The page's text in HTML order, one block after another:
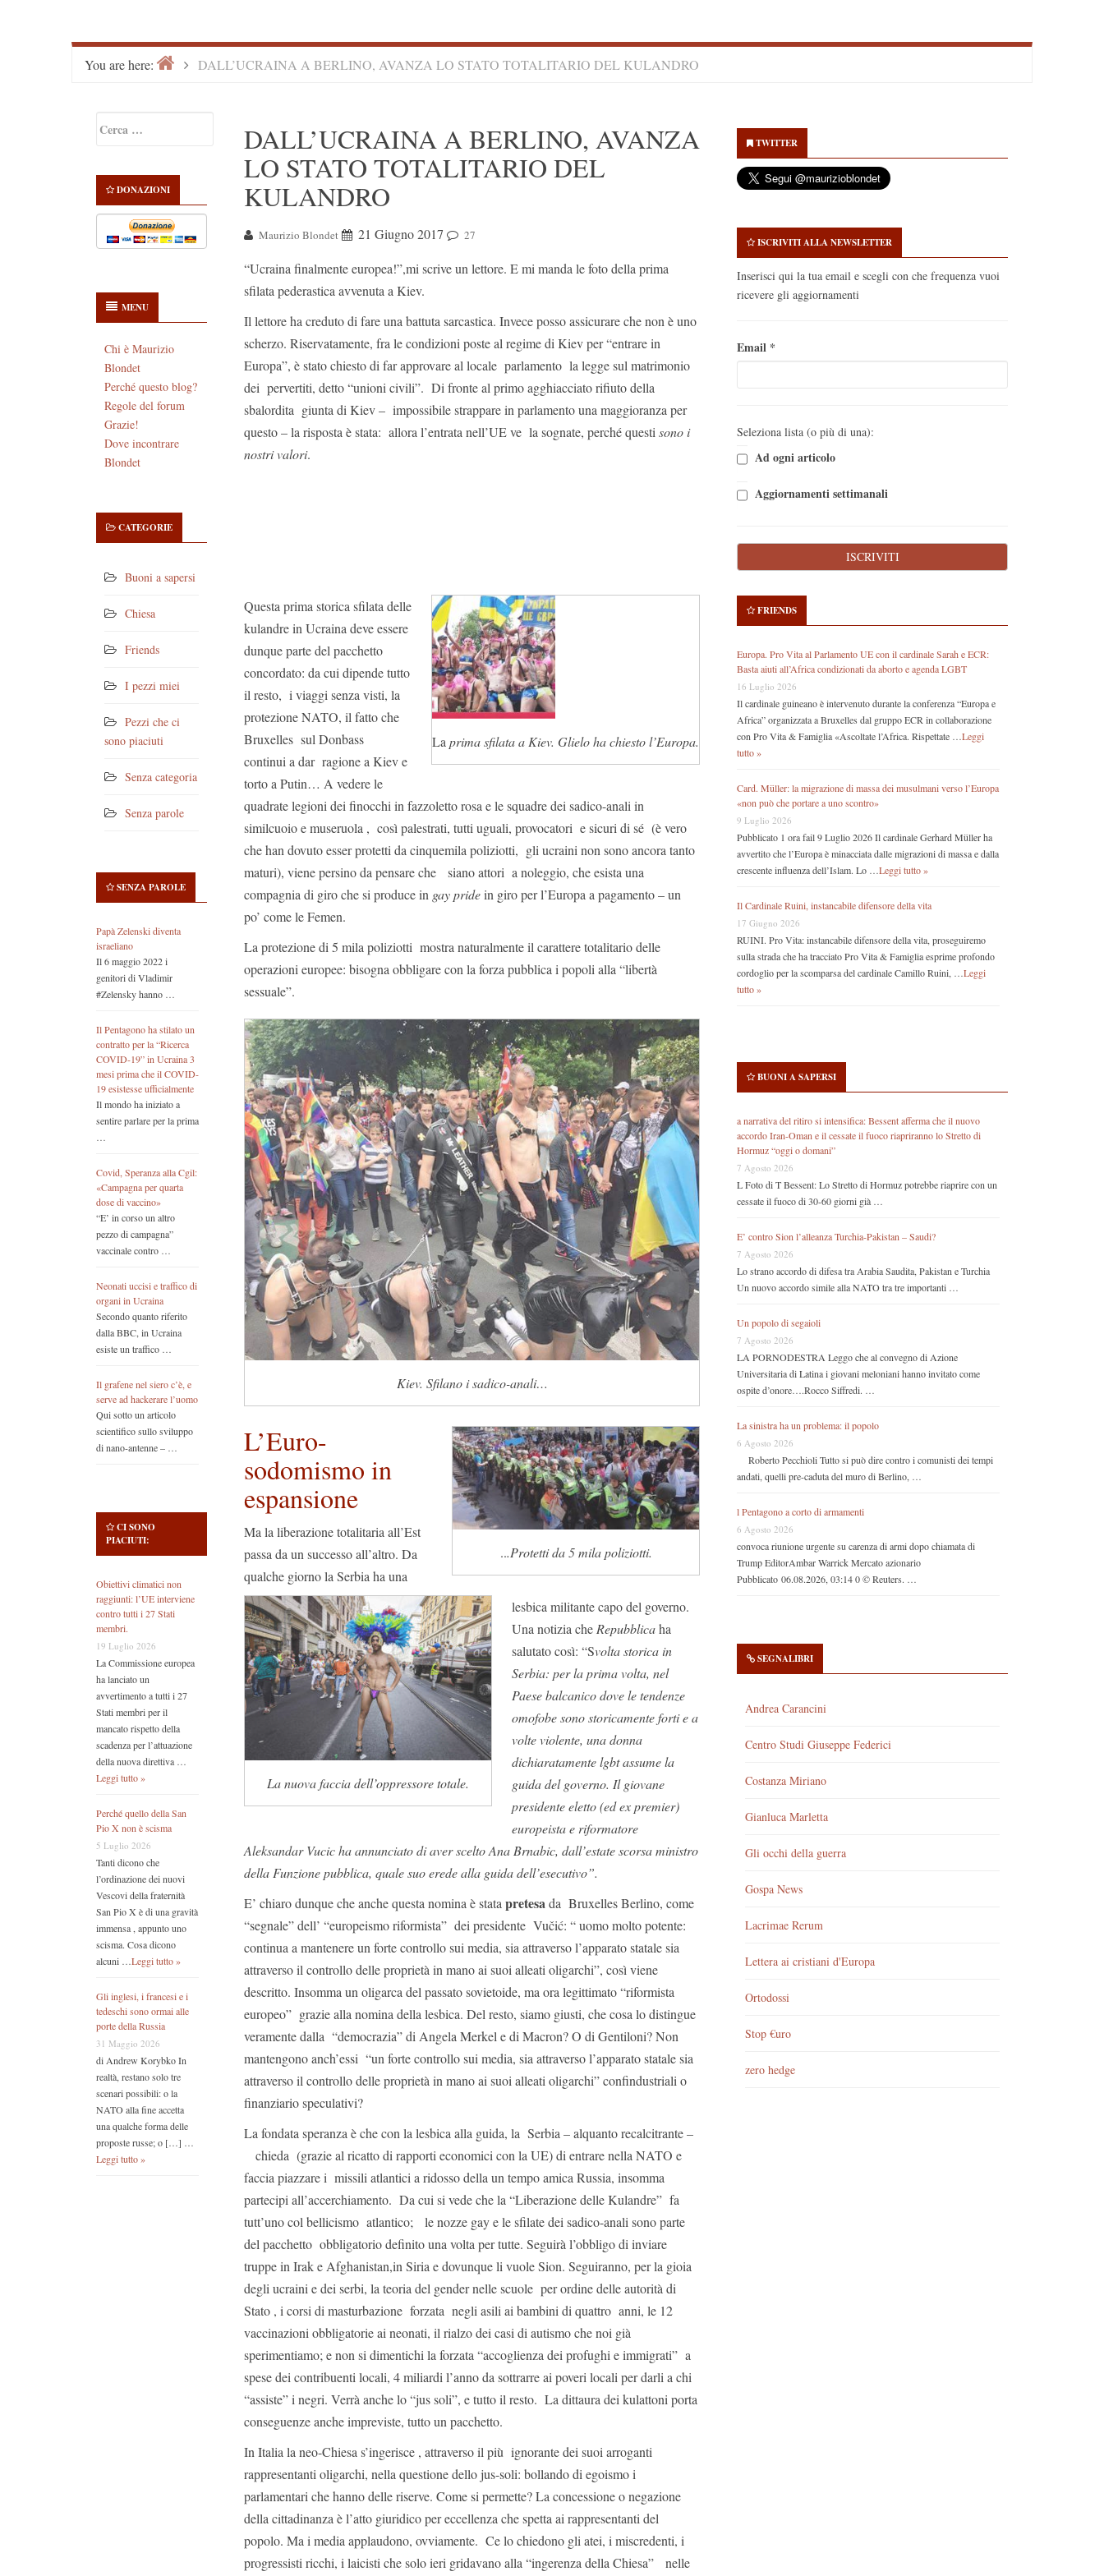
You are here: HomeDALL’UCRAINA A BERLINO, AVANZA LO STATO TOTALITARIO DEL KULANDRO
Sidebar
per:
DONAZIONI
MENU
Chi è Maurizio
Blondet
Perché questo blog?
Regole del forum
Grazie!
Dove incontrare
Blondet
CATEGORIE
Buoni a sapersi
Chiesa
Friends
I pezzi miei
Pezzi che ci
sono piaciuti
Senza categoria
Senza parole
SENZA PAROLE
Papà Zelenski diventa
israeliano
Il 6 maggio 2022 i
genitori di Vladimir
#Zelensky hanno …
Il Pentagono ha stilato un
contratto per la “Ricerca
COVID-19” in Ucraina 3
mesi prima che il COVID-
19 esistesse ufficialmente
Il mondo ha iniziato a
sentire parlare per la prima
…
Covid, Speranza alla Cgil:
«Campagna per quarta
dose di vaccino»
“E’ in corso un altro
pezzo di campagna”
vaccinale contro …
Neonati uccisi e traffico di
organi in Ucraina
Secondo quanto riferito
dalla BBC, in Ucraina
esiste un traffico …
Il grafene nel siero c’è, e
serve ad hackerare l’uomo
Qui sotto un articolo
scientifico sullo sviluppo
di nano-antenne – …
CI SONO
PIACIUTI:
Obiettivi climatici non
raggiunti: l’UE interviene
contro tutti i 27 Stati
membri.
19 Luglio 2026
La Commissione europea
ha lanciato un
avvertimento a tutti i 27
Stati membri per il
mancato rispetto della
scadenza per l’attuazione
della nuova direttiva …
Leggi tutto »
Perché quello della San
Pio X non è scisma
5 Luglio 2026
Tanti dicono che
l’ordinazione dei nuovi
Vescovi della fraternità
San Pio X è di una gravità
immensa , appunto uno
scisma. Cosa dicono
alcuni …Leggi tutto »
Gli inglesi, i francesi e i
tedeschi sono ormai alle
porte della Russia
31 Maggio 2026
di Andrew Korybko In
realtà, restano solo tre
scenari possibili: o la
NATO alla fine accetta
una qualche forma delle
proposte russe; o […] …
Leggi tutto »
DALL’UCRAINA A BERLINO, AVANZA
LO STATO TOTALITARIO DEL
KULANDRO
Maurizio Blondet 21 Giugno 2017 27
“Ucraina finalmente europea!”,mi scrive un lettore. E mi manda le foto della prima
sfilata pederastica avvenuta a Kiev.
Il lettore ha creduto di fare una battuta sarcastica. Invece posso assicurare che non è uno
scherzo. Riservatamente, fra le condizioni poste al regime di Kiev per “entrare in
Europa”, è stato chiesto di far approvare al locale parlamento la legge sul matrimonio
dei pervertiti, detto “unioni civili”. Di fronte al primo agghiacciato rifiuto della
sbalordita giunta di Kiev – impossibile strappare in parlamento una maggioranza per
questo – la risposta è stata: allora l’entrata nell’UE ve la sognate, perché questi sono i
nostri valori.
La prima sfilata a Kiev. Glielo ha chiesto l’Europa.
Questa prima storica sfilata delle
kulandre in Ucraina deve essere
dunque parte del pacchetto
concordato: da cui dipende tutto
il resto, i viaggi senza visti, la
protezione NATO, il fatto che
Bruxelles sul Donbass
continui a dar ragione a Kiev e
torto a Putin… A vedere le
quadrate legioni dei finocchi in fazzoletto rosa e le squadre dei sadico-anali in
similcuoio e museruola , così palestrati, tutti uguali, provocatori e sicuri di sé (è vero
che han dovuto esser protetti da cinquemila poliziotti, gli ucraini non sono ancora tanto
maturi), viene persino da pensare che siano attori a noleggio, che esista una
compagnia di giro che si produce in gay pridein giro per l’Europa a pagamento – un
po’ come le Femen.
La protezione di 5 mila poliziotti mostra naturalmente il carattere totalitario delle
operazioni europee: bisogna obbligare con la forza pubblica i popoli alla “libertà
sessuale”.
Kiev. Sfilano i sadico-anali…
...Protetti da 5 mila poliziotti.
La nuova faccia dell’oppressore totale.
L’Euro-
sodomismo in
espansione
Ma la liberazione totalitaria all’Est
passa da un successo all’altro. Da
qualche giorno la Serbia ha una
lesbica militante capo del governo.
Una notizia che Repubblicaha
salutato così: “Svolta storica in
Serbia: per la prima volta, nel
Paese balcanico dove le tendenze
omofobe sono storicamente forti e a
volte violente, una donna
dichiaratamente lgbt assume la
guida del governo. Il giovane
presidente eletto (ed ex premier)
europeista e riformatore
Aleksandar Vucic ha annunciato di aver scelto Ana Brnabic, dall’estate scorsa ministro
della Funzione pubblica, quale suo erede alla guida dell’esecutivo”.
E’ chiaro dunque che anche questa nomina è stata pretesada Bruxelles Berlino, come
“segnale” dell’ “europeismo riformista” dei presidente Vučić: “ uomo molto potente:
continua a mantenere un forte controllo sui media, sia attraverso l’apparato statale sia
attraverso il controllo delle proprietà in mano ai suoi alleati oligarchi”, così viene
descritto. Insomma un oligarca del passato sovietoide, ma ora legittimato “riformista
europeo” grazie alla nomina della lesbica. Del resto, siamo giusti, che cosa lo distingue
veramente dalla “democrazia” di Angela Merkel e di Macron? O di Gentiloni? Non
mantengono anch’essi “un forte controllo sui media, sia attraverso l’apparato statale sia
attraverso il controllo delle proprietà in mano ai suoi alleati oligarchi” confindustriali o
finanziario speculativi?
La fondata speranza è che con la lesbica alla guida, la Serbia – alquanto recalcitrante –
chieda (grazie al ricatto di rapporti economici con la UE) di entrare nella NATO e
faccia piazzare i missili atlantici a ridosso della un tempo amica Russia, insomma
partecipi all’accerchiamento. Da cui si vede che la “Liberazione delle Kulandre” fa
tutt’uno col bellicismo atlantico; le nozze gay e le sfilate dei sadico-anali sono parte
del pacchetto obbligatorio definito una volta per tutte. Seguirà l’obbligo di inviare
truppe in Irak e Afghanistan,in Siria e dovunque li vuole Sion. Seguiranno, per la gioia
degli ucraini e dei serbi, la teoria del gender nelle scuole per ordine delle autorità di
Stato , i corsi di masturbazione forzata negli asili ai bambini di quattro anni, le 12
vaccinazioni obbligatorie ai neonati, il rialzo dei casi di autismo che noi già
sperimentiamo; e non si dimentichi la forzata “accoglienza dei profughi e immigrati” a
spese dei contribuenti locali, 4 miliardi l’anno da sottrarre ai poveri locali per darli a chi
“assiste” i negri. Verrà anche lo “jus soli”, e tutto il resto. La dittaura dei kulattoni porta
conseguenze anche impreviste, tutto un pacchetto.
In Italia la neo-Chiesa s’ingerisce , attraverso il più ignorante dei suoi arroganti
rappresentanti oligarchi, nella questione dello jus-soli: bollando di egoismo i
parlamentari che hanno delle riserve. Come si permette? La concessione o negazione
della cittadinanza è l’atto giuridico per eccellenza che spetta ai rappresentanti del
popolo. Ma i media applaudono, ovviamente. Ce lo chiedono gli atei, i miscredenti, i
progressisti ricchi, i laicisti che solo ieri gridavano alla “ingerenza della Chiesa” nelle
Sidebar
TWITTER
ISCRIVITI ALLA NEWSLETTER
Inserisci qui la tua email e scegli con che frequenza vuoi
ricevere gli aggiornamenti
Email *
Seleziona lista (o più di una):
Ad ogni articolo
Aggiornamenti settimanali
FRIENDS
Europa. Pro Vita al Parlamento UE con il cardinale Sarah e ECR:
Basta aiuti all’Africa condizionati da aborto e agenda LGBT
16 Luglio 2026
Il cardinale guineano è intervenuto durante la conferenza “Europa e
Africa” organizzata a Bruxelles dal gruppo ECR in collaborazione
con Pro Vita & Famiglia «Ascoltate l’Africa. Rispettate … Leggi
tutto »
Card. Müller: la migrazione di massa dei musulmani verso l’Europa
«non può che portare a uno scontro»
9 Luglio 2026
Pubblicato 1 ora fail 9 Luglio 2026 Il cardinale Gerhard Müller ha
avvertito che l’Europa è minacciata dalle migrazioni di massa e dalla
crescente influenza dell’Islam. Lo … Leggi tutto »
Il Cardinale Ruini, instancabile difensore della vita
17 Giugno 2026
RUINI. Pro Vita: instancabile difensore della vita, proseguiremo
sulla strada che ha tracciato Pro Vita & Famiglia esprime profondo
cordoglio per la scomparsa del cardinale Camillo Ruini, … Leggi
tutto »
BUONI A SAPERSI
a narrativa del ritiro si intensifica: Bessent afferma che il nuovo
accordo Iran-Oman e il cessate il fuoco riapriranno lo Stretto di
Hormuz “oggi o domani”
7 Agosto 2026
L Foto di T Bessent: Lo Stretto di Hormuz potrebbe riaprire con un
cessate il fuoco di 30-60 giorni già …
E’ contro Sion l’alleanza Turchia-Pakistan – Saudi?
7 Agosto 2026
Lo strano accordo di difesa tra Arabia Saudita, Pakistan e Turchia
Un nuovo accordo simile alla NATO tra tre importanti …
Un popolo di segaioli
7 Agosto 2026
LA PORNODESTRA Leggo che al convegno di Azione
Universitaria di Latina i giovani meloniani hanno invitato come
ospite d’onore….Rocco Siffredi. …
La sinistra ha un problema: il popolo
6 Agosto 2026
Roberto Pecchioli Tutto si può dire contro i comunisti dei tempi
andati, quelli pre-caduta del muro di Berlino, …
l Pentagono a corto di armamenti
6 Agosto 2026
convoca riunione urgente su carenza di armi dopo chiamata di
Trump EditorAmbar Warrick Mercato azionario
Pubblicato 06.08.2026, 03:14 0 © Reuters. …
SEGNALIBRI
Andrea Carancini
Centro Studi Giuseppe Federici
Costanza Miriano
Gianluca Marletta
Gli occhi della guerra
Gospa News
Lacrimae Rerum
Lettera ai cristiani d'Europa
Ortodossi
Stop €uro
zero hedge